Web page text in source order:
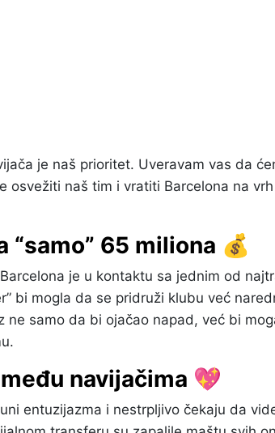
je naš prioritet. Uveravam vas da
osvežiti naš tim i vratiti Barcelona na
“samo” 65 miliona 💰
je u kontaktu sa jednim od
bi mogla da se pridruži klubu već
ne samo da bi ojačao napad, već bi
navijačima 💖
entuzijazma i nestrpljivo čekaju da